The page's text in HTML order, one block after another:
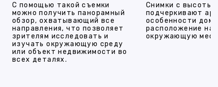
С помощью такой съемки
можно получить панорамный
обзор, охватывающий все
направления, что позволяет
зрителям исследовать и
изучать окружающую среду
или объект недвижимости во
всех деталях.
Снимки с высоты
подчеркивают
особенности
расположение на
окружающую